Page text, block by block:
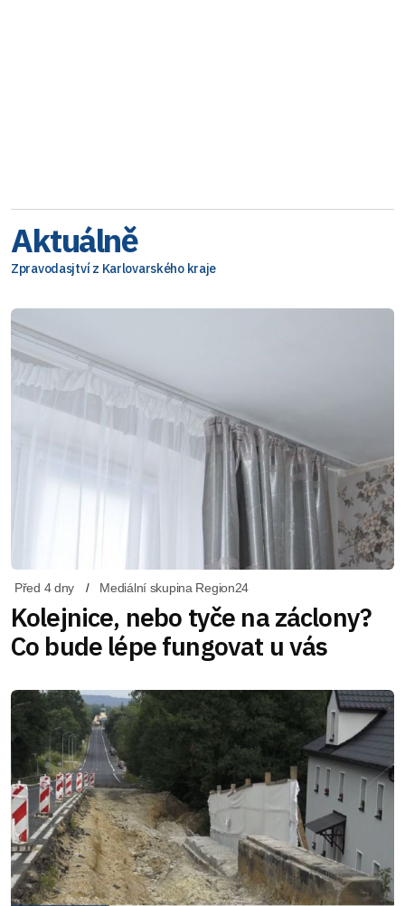
Aktuálně
Zpravodasjtví z Karlovarského kraje
Před 4 dny Mediální skupina Region24
Kolejnice, nebo tyče na záclony?
Co bude lépe fungovat u vás